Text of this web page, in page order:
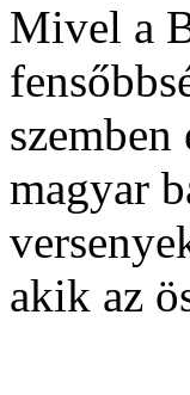
Mivel a
magyar
akik az